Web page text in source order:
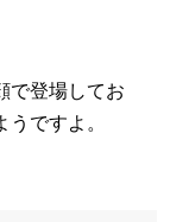
で登場してお
ですよ。